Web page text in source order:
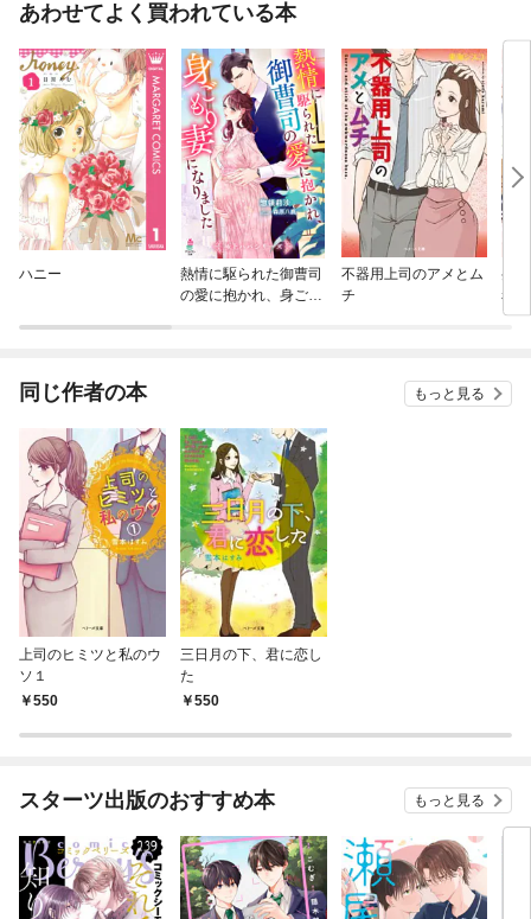
あわせてよく買われている本
ハニー
熱情に駆られた御曹司
の愛に抱かれ、身ごも
不器用上司のアメとム
チ
弁
務員
同じ作者の本 もっと見る
上司のヒミツと私のウ
ソ１
550
三日月の下、君に恋し
た
550
スターツ出版のおすすめ本 もっと見る